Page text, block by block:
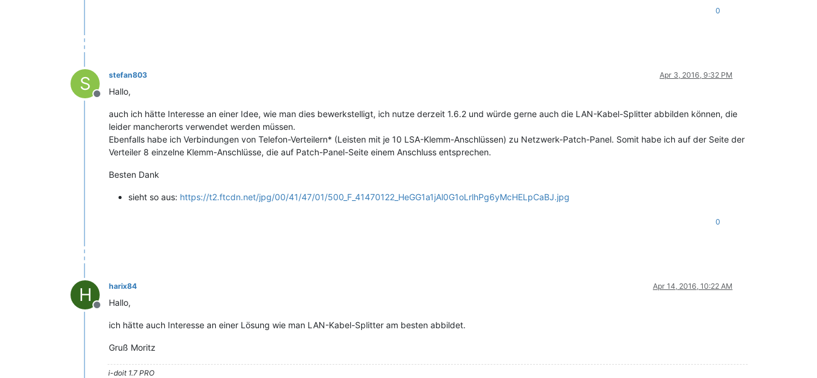
0
S
Offline
stefan803 Apr 3, 2016, 9:32 PM
Hallo,
auch ich hätte Interesse an einer Idee, wie man dies bewerkstelligt, ich nutze derzeit 1.6.2 und würde gerne auch die LAN-Kabel-Splitter abbilden können, die
leider mancherorts verwendet werden müssen.
Ebenfalls habe ich Verbindungen von Telefon-Verteilern* (Leisten mit je 10 LSA-Klemm-Anschlüssen) zu Netzwerk-Patch-Panel. Somit habe ich auf der Seite der
Verteiler 8 einzelne Klemm-Anschlüsse, die auf Patch-Panel-Seite einem Anschluss entsprechen.
Besten Dank
sieht so aus: https://t2.ftcdn.net/jpg/00/41/47/01/500_F_41470122_HeGG1a1jAl0G1oLrlhPg6yMcHELpCaBJ.jpg
0
H
Offline
harix84 Apr 14, 2016, 10:22 AM
Hallo,
ich hätte auch Interesse an einer Lösung wie man LAN-Kabel-Splitter am besten abbildet.
Gruß Moritz
i-doit 1.7 PRO